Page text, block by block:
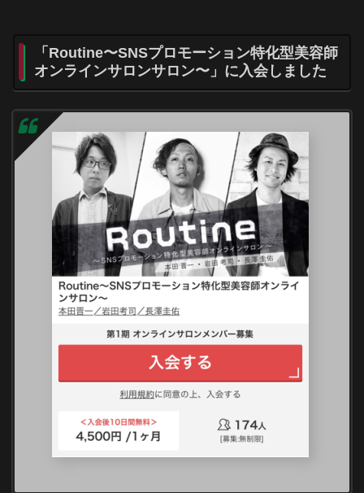
「Routine〜SNSプロモーション特化型美容師
オンラインサロンサロン〜」に入会しました